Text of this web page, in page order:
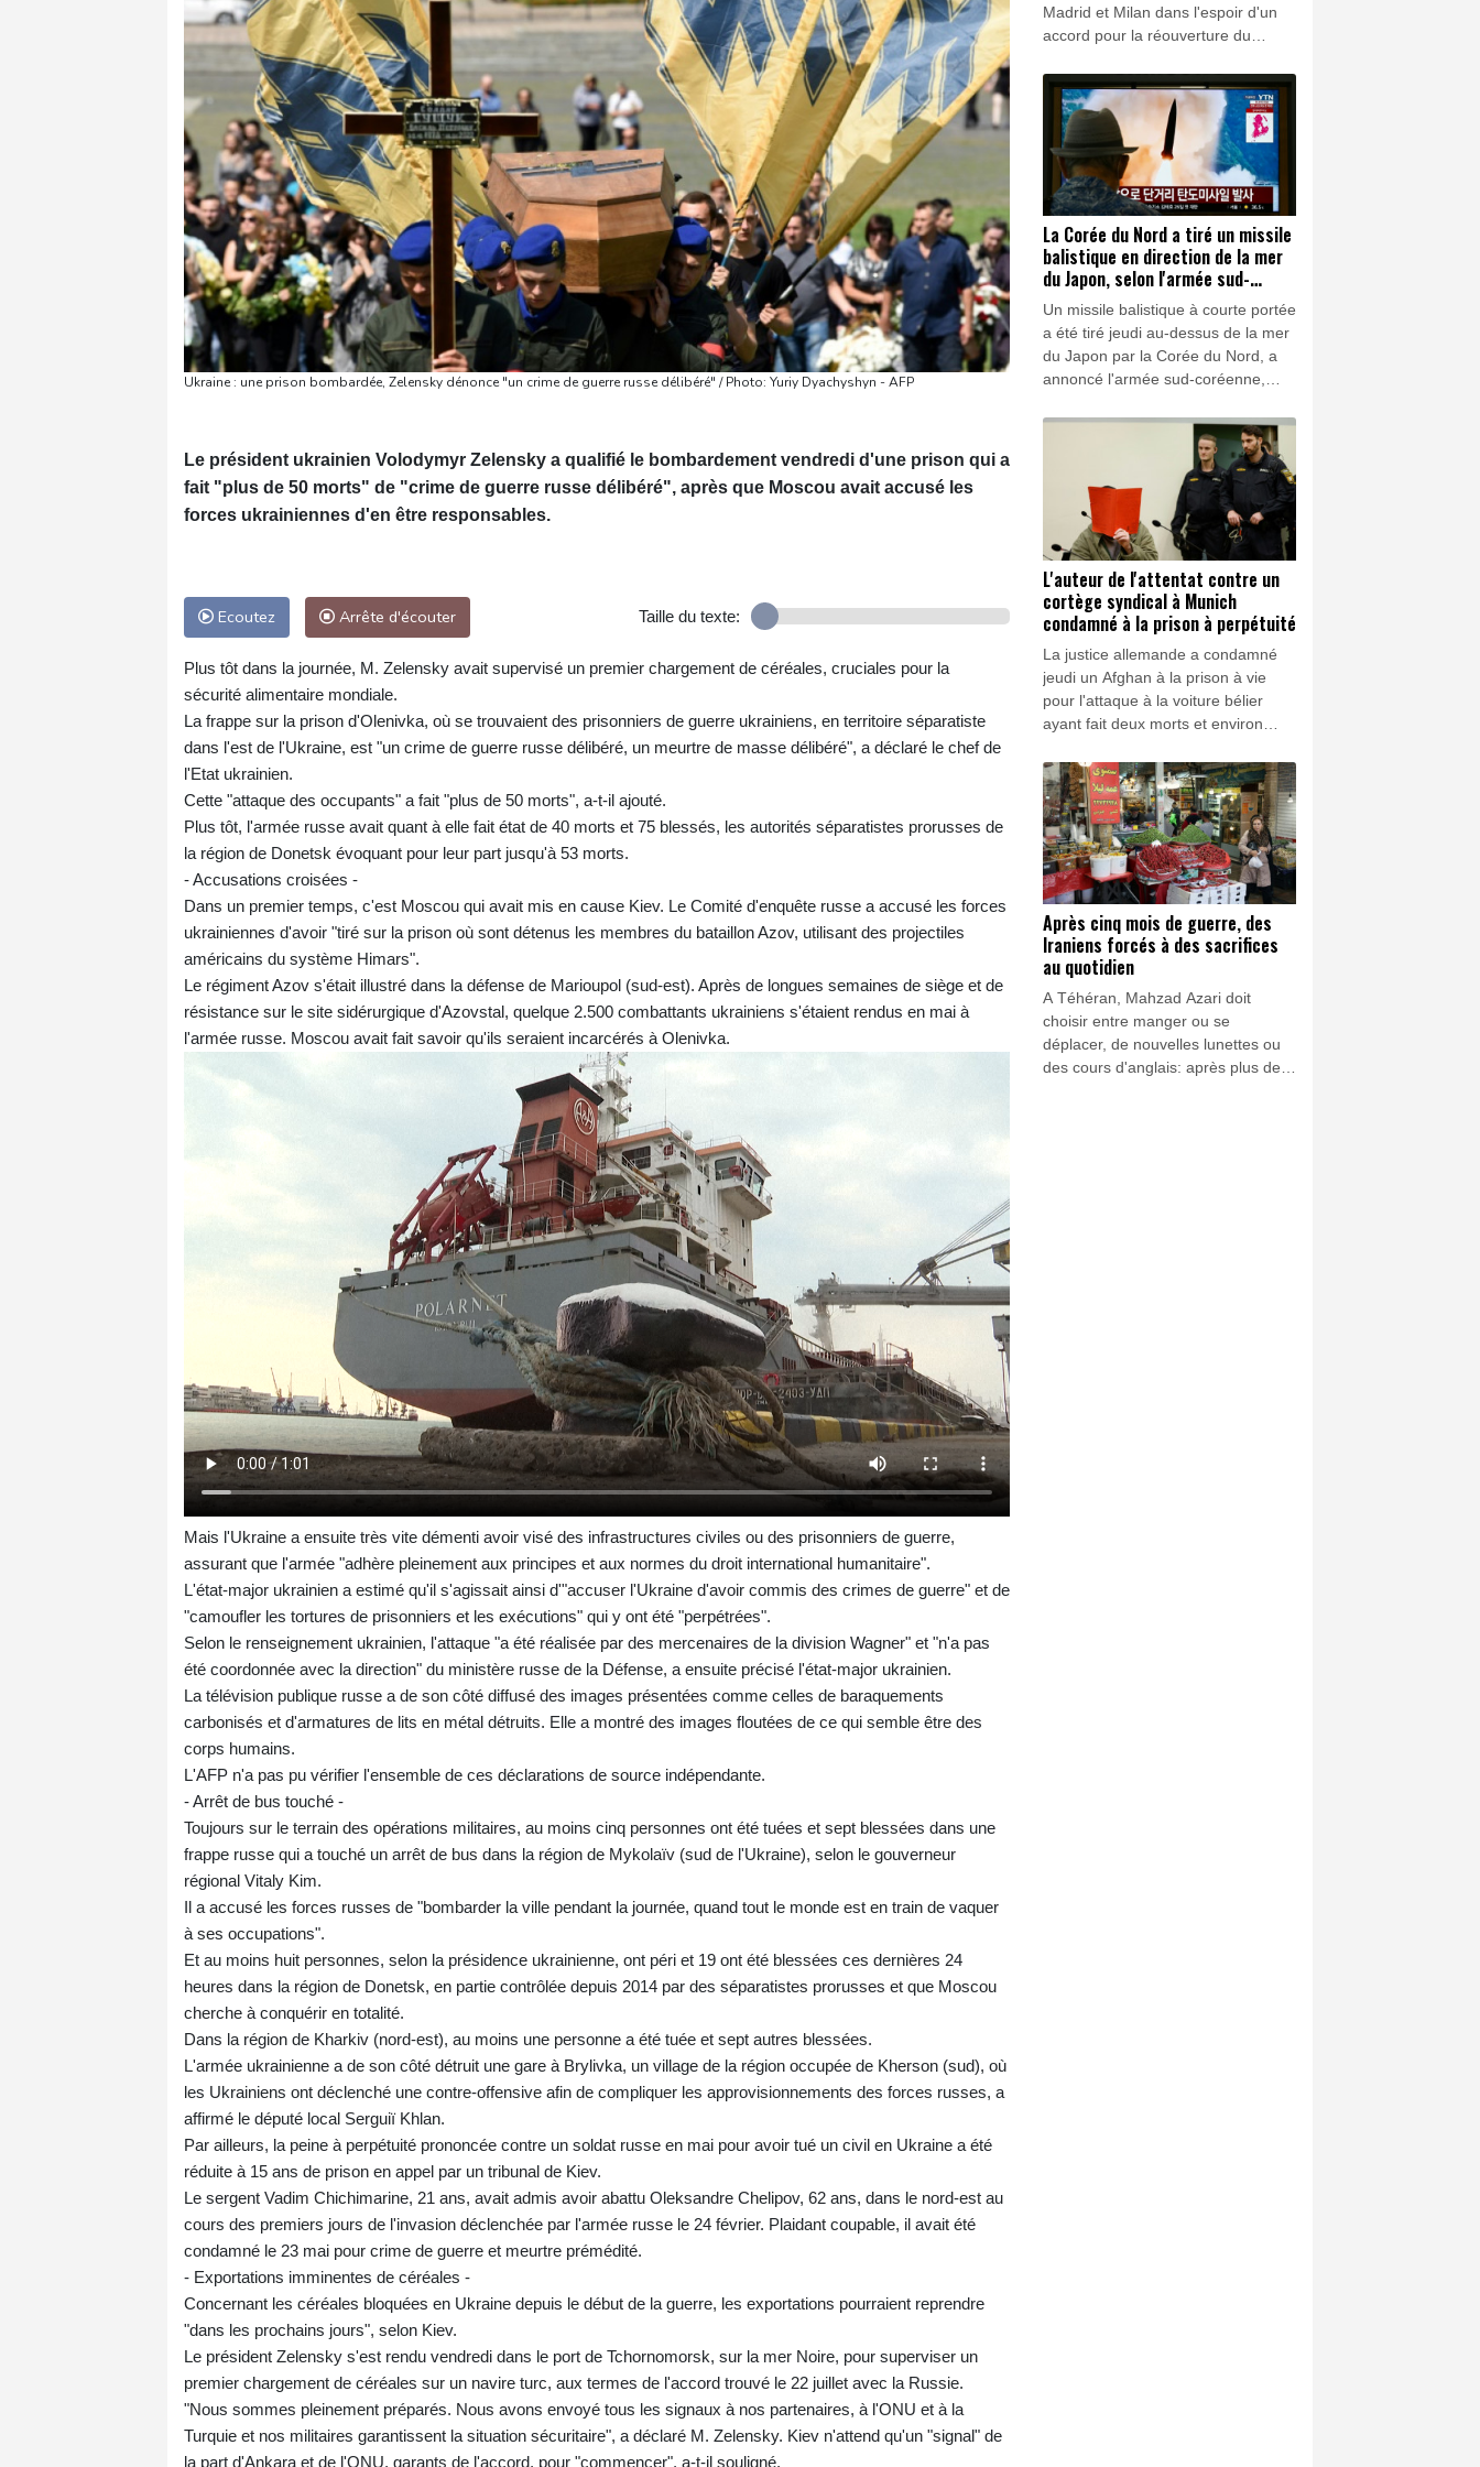
Ukraine : une prison bombardée, Zelensky dénonce "un crime de guerre russe délibéré" / Photo: Yuriy Dyachyshyn - AFP
Le président ukrainien Volodymyr Zelensky a qualifié le bombardement vendredi d'une prison qui a
fait "plus de 50 morts" de "crime de guerre russe délibéré", après que Moscou avait accusé les
forces ukrainiennes d'en être responsables.
Ecoutez Arrête d'écouter Taille du texte:
Plus tôt dans la journée, M. Zelensky avait supervisé un premier chargement de céréales, cruciales pour la
sécurité alimentaire mondiale.
La frappe sur la prison d'Olenivka, où se trouvaient des prisonniers de guerre ukrainiens, en territoire séparatiste
dans l'est de l'Ukraine, est "un crime de guerre russe délibéré, un meurtre de masse délibéré", a déclaré le chef de
l'Etat ukrainien.
Cette "attaque des occupants" a fait "plus de 50 morts", a-t-il ajouté.
Plus tôt, l'armée russe avait quant à elle fait état de 40 morts et 75 blessés, les autorités séparatistes prorusses de
la région de Donetsk évoquant pour leur part jusqu'à 53 morts.
- Accusations croisées -
Dans un premier temps, c'est Moscou qui avait mis en cause Kiev. Le Comité d'enquête russe a accusé les forces
ukrainiennes d'avoir "tiré sur la prison où sont détenus les membres du bataillon Azov, utilisant des projectiles
américains du système Himars".
Le régiment Azov s'était illustré dans la défense de Marioupol (sud-est). Après de longues semaines de siège et de
résistance sur le site sidérurgique d'Azovstal, quelque 2.500 combattants ukrainiens s'étaient rendus en mai à
l'armée russe. Moscou avait fait savoir qu'ils seraient incarcérés à Olenivka.
Mais l'Ukraine a ensuite très vite démenti avoir visé des infrastructures civiles ou des prisonniers de guerre,
assurant que l'armée "adhère pleinement aux principes et aux normes du droit international humanitaire".
L'état-major ukrainien a estimé qu'il s'agissait ainsi d'"accuser l'Ukraine d'avoir commis des crimes de guerre" et de
"camoufler les tortures de prisonniers et les exécutions" qui y ont été "perpétrées".
Selon le renseignement ukrainien, l'attaque "a été réalisée par des mercenaires de la division Wagner" et "n'a pas
été coordonnée avec la direction" du ministère russe de la Défense, a ensuite précisé l'état-major ukrainien.
La télévision publique russe a de son côté diffusé des images présentées comme celles de baraquements
carbonisés et d'armatures de lits en métal détruits. Elle a montré des images floutées de ce qui semble être des
corps humains.
L'AFP n'a pas pu vérifier l'ensemble de ces déclarations de source indépendante.
- Arrêt de bus touché -
Toujours sur le terrain des opérations militaires, au moins cinq personnes ont été tuées et sept blessées dans une
frappe russe qui a touché un arrêt de bus dans la région de Mykolaïv (sud de l'Ukraine), selon le gouverneur
régional Vitaly Kim.
Il a accusé les forces russes de "bombarder la ville pendant la journée, quand tout le monde est en train de vaquer
à ses occupations".
Et au moins huit personnes, selon la présidence ukrainienne, ont péri et 19 ont été blessées ces dernières 24
heures dans la région de Donetsk, en partie contrôlée depuis 2014 par des séparatistes prorusses et que Moscou
cherche à conquérir en totalité.
Dans la région de Kharkiv (nord-est), au moins une personne a été tuée et sept autres blessées.
L'armée ukrainienne a de son côté détruit une gare à Brylivka, un village de la région occupée de Kherson (sud), où
les Ukrainiens ont déclenché une contre-offensive afin de compliquer les approvisionnements des forces russes, a
affirmé le député local Serguiï Khlan.
Par ailleurs, la peine à perpétuité prononcée contre un soldat russe en mai pour avoir tué un civil en Ukraine a été
réduite à 15 ans de prison en appel par un tribunal de Kiev.
Le sergent Vadim Chichimarine, 21 ans, avait admis avoir abattu Oleksandre Chelipov, 62 ans, dans le nord-est au
cours des premiers jours de l'invasion déclenchée par l'armée russe le 24 février. Plaidant coupable, il avait été
condamné le 23 mai pour crime de guerre et meurtre prémédité.
- Exportations imminentes de céréales -
Concernant les céréales bloquées en Ukraine depuis le début de la guerre, les exportations pourraient reprendre
"dans les prochains jours", selon Kiev.
Le président Zelensky s'est rendu vendredi dans le port de Tchornomorsk, sur la mer Noire, pour superviser un
premier chargement de céréales sur un navire turc, aux termes de l'accord trouvé le 22 juillet avec la Russie.
"Nous sommes pleinement préparés. Nous avons envoyé tous les signaux à nos partenaires, à l'ONU et à la
Turquie et nos militaires garantissent la situation sécuritaire", a déclaré M. Zelensky. Kiev n'attend qu'un "signal" de
la part d'Ankara et de l'ONU, garants de l'accord, pour "commencer", a-t-il souligné.
Madrid et Milan dans l'espoir d'un
accord pour la réouverture du
La Corée du Nord a tiré un missile
balistique en direction de la mer
du Japon, selon l'armée sud-
coréenne
Un missile balistique à courte portée
a été tiré jeudi au-dessus de la mer
du Japon par la Corée du Nord, a
annoncé l'armée sud-coréenne,
Pyongyang et Tokyo, accusé de se
muer en "Etat belliqueux" après
avoir renforcé sa présence militaire
dans le Pacifique.
L'auteur de l'attentat contre un
cortège syndical à Munich
condamné à la prison à perpétuité
La justice allemande a condamné
jeudi un Afghan à la prison à vie
pour l'attaque à la voiture bélier
ayant fait deux morts et environ
syndical à Munich en 2025.
Après cinq mois de guerre, des
Iraniens forcés à des sacrifices
au quotidien
A Téhéran, Mahzad Azari doit
choisir entre manger ou se
déplacer, de nouvelles lunettes ou
des cours d'anglais: après plus de